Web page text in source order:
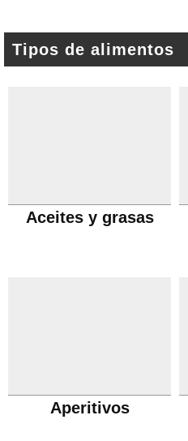
Tipos de alimentos
Aceites y grasas
Aperitivos